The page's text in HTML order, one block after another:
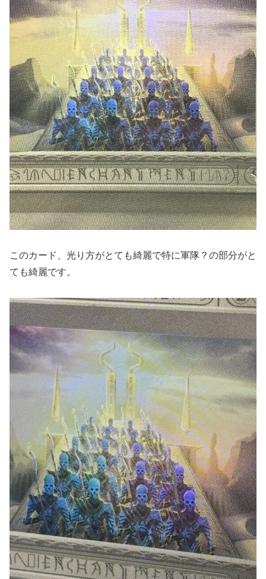
このカード、光り方がとても綺麗で特に軍隊？の部分がと
ても綺麗です。